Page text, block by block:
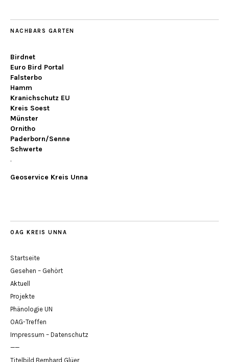
NACHBARS GARTEN
Birdnet
Euro Bird Portal
Falsterbo
Hamm
Kranichschutz EU
Kreis Soest
Münster
Ornitho
Paderborn/Senne
Schwerte
.
Geoservice Kreis Unna
OAG KREIS UNNA
Startseite
Gesehen – Gehört
Aktuell
Projekte
Phänologie UN
OAG-Treffen
Impressum – Datenschutz
——
Titelbild Bernhard Glüer